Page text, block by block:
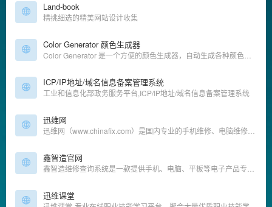
Land-book
精挑细选的精美网站设计收集
Color Generator 颜色生成器
ICP/IP地址/域名信息备案管理系统
工业和信息化部政务服务平台,ICP/IP地址/域名信息备案管理系统
迅维网
鑫智造官网
迅维课堂